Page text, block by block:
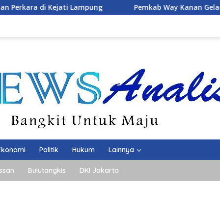
Pemkab Way Kanan Gelar Rapat Pemantapan Rangkaian
Politik Hukum Lainnya
Bulutangkis DKI Jakarta